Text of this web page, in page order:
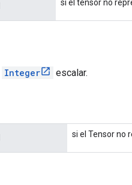
si el tensor no
Integer escalar.
si el Tensor no